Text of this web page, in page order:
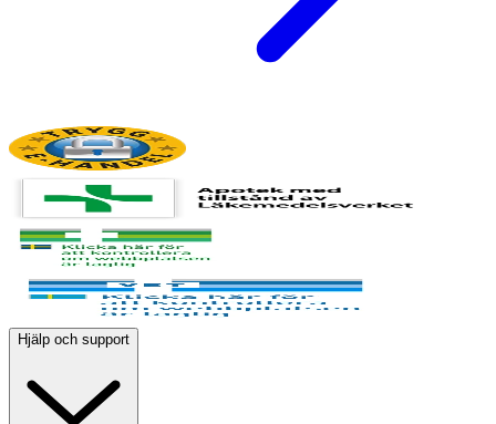
Hjälp och support